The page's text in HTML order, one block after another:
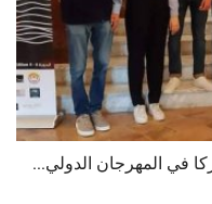
في المهرجان الدولي...